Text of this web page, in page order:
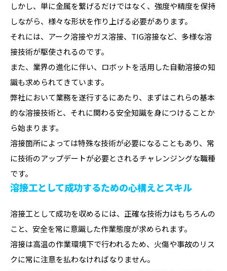
しかし、単に金属を繋げるだけではなく、強度や精度を保持
しながら、様々な形状を作り上げる必要があります。
それには、アーク溶接やガス溶接、TIG溶接など、多様な溶
接技術が駆使されるのです。
また、業界の進化に伴い、ロボットを活用した自動溶接の知
識も求められてきています。
弊社において業務を遂行するにあたり、まずはこれらの基本
的な溶接技術と、それに関わる安全知識を身につけることか
ら始まります。
溶接箇所によっては特殊な技術が必要になることもあり、常
に技術のアップデートが必要とされるチャレンジングな職種
です。
溶接工として成功するための心構えとスキル
溶接工として成功を収めるには、正確な技術力はもちろんの
こと、安全を常に意識した作業態度が求められます。
溶接は高温の作業環境下で行われるため、火傷や事故のリス
クに常に注意を払わなければなりません。